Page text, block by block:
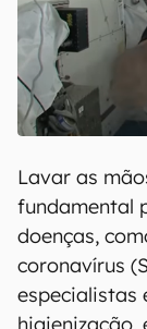
Lavar as
fundamental
doenças,
coronavírus
especialistas